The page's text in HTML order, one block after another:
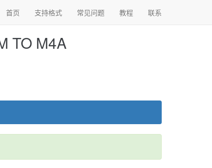
首页 支持格式 常见问题 教程 联系
TO M4A